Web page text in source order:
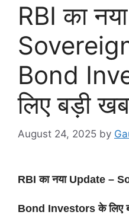
RBI का
Bond
लिए बड़ी
August 24, 2025 by
RBI का नया Update –
Bond Investors के लिए